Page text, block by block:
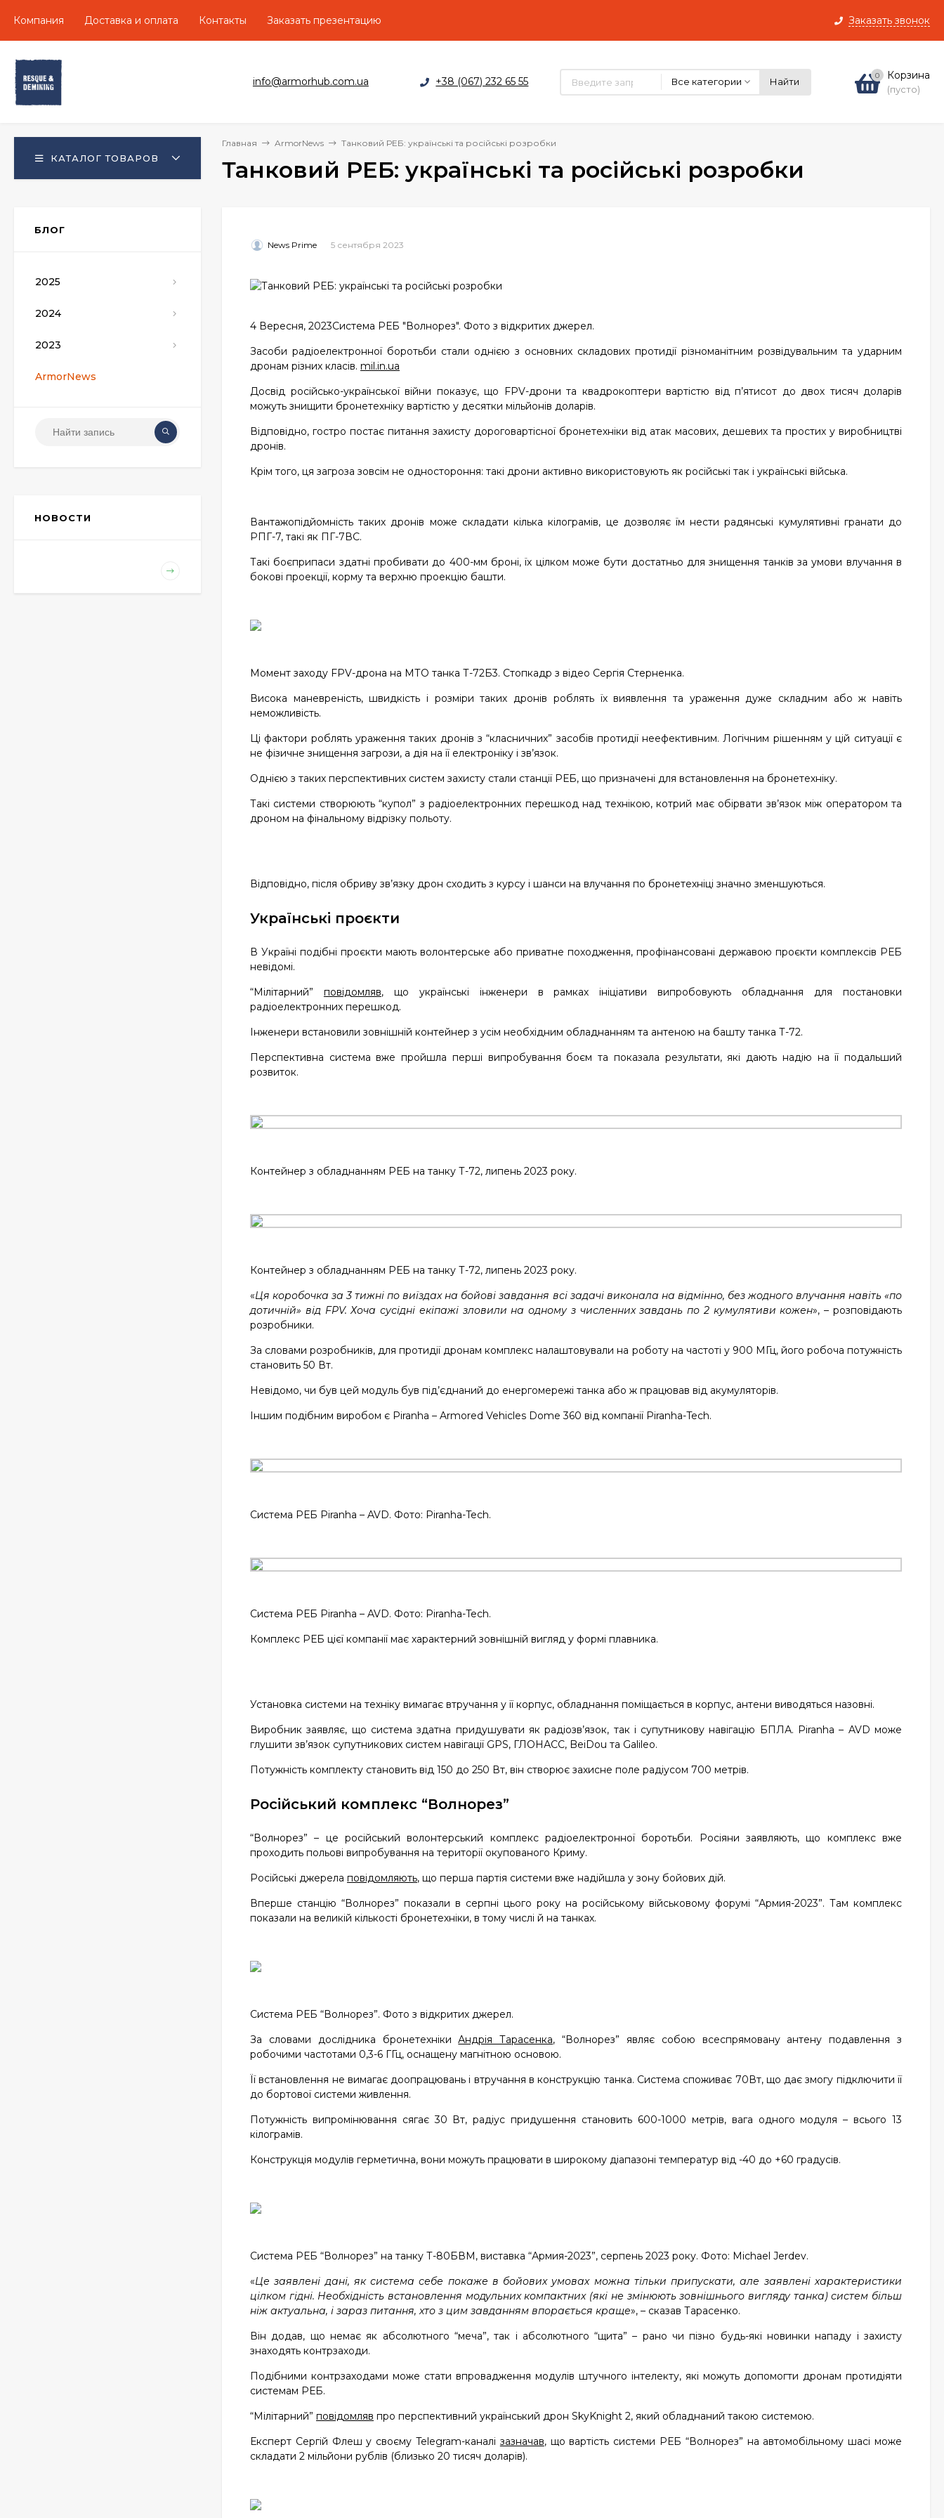
Заказать звонок
Компания Доставка и оплата Контакты Заказать презентацию
info@armorhub.com.ua +38 (067) 232 65 55 Все категории Найти
0 Корзина
(пусто)
Главная ArmorNews Танковий РЕБ: українські та російські розробки
Танковий РЕБ: українські та російські розробки
News Prime 5 сентября 2023
4 Вересня, 2023Система РЕБ "Волнорез". Фото з відкритих джерел.
Засоби радіоелектронної боротьби стали однією з основних складових протидії різноманітним розвідувальним та ударним
дронам різних класів. mil.in.ua
Досвід російсько-української війни показує, що FPV-дрони та квадрокоптери вартістю від п’ятисот до двох тисяч доларів
можуть знищити бронетехніку вартістю у десятки мільйонів доларів.
Відповідно, гостро постає питання захисту дороговартісної бронетехніки від атак масових, дешевих та простих у виробництві
дронів.
Крім того, ця загроза зовсім не одностороння: такі дрони активно використовують як російські так і українські війська.
Вантажопідйомність таких дронів може складати кілька кілограмів, це дозволяє їм нести радянські кумулятивні гранати до
РПГ-7, такі як ПГ-7ВС.
Такі боєприпаси здатні пробивати до 400-мм броні, їх цілком може бути достатньо для знищення танків за умови влучання в
бокові проекції, корму та верхню проекцію башти.
Момент заходу FPV-дрона на МТО танка Т-72Б3. Стопкадр з відео Сергія Стерненка.
Висока маневреність, швидкість і розміри таких дронів роблять їх виявлення та ураження дуже складним або ж навіть
неможливість.
Ці фактори роблять ураження таких дронів з “класничних” засобів протидії неефективним. Логічним рішенням у цій ситуації є
не фізичне знищення загрози, а дія на її електроніку і зв’язок.
Однією з таких перспективних систем захисту стали станції РЕБ, що призначені для встановлення на бронетехніку.
Такі системи створюють “купол” з радіоелектронних перешкод над технікою, котрий має обірвати зв’язок між оператором та
дроном на фінальному відрізку польоту.
Відповідно, після обриву зв’язку дрон сходить з курсу і шанси на влучання по бронетехніці значно зменшуються.
Українські проєкти
В Україні подібні проєкти мають волонтерське або приватне походження, профінансовані державою проєкти комплексів РЕБ
невідомі.
“Мілітарний” повідомляв, що українські інженери в рамках ініціативи випробовують обладнання для постановки
радіоелектронних перешкод.
Інженери встановили зовнішній контейнер з усім необхідним обладнанням та антеною на башту танка Т-72.
Перспективна система вже пройшла перші випробування боєм та показала результати, які дають надію на її подальший
розвиток.
Контейнер з обладнанням РЕБ на танку Т-72, липень 2023 року.
Контейнер з обладнанням РЕБ на танку Т-72, липень 2023 року.
«Ця коробочка за 3 тижні по виїздах на бойові завдання всі задачі виконала на відмінно, без жодного влучання навіть «по
дотичній» від FPV. Хоча сусідні екіпажі зловили на одному з численних завдань по 2 кумулятиви кожен», – розповідають
розробники.
За словами розробників, для протидії дронам комплекс налаштовували на роботу на частоті у 900 МГц, його робоча потужність
становить 50 Вт.
Невідомо, чи був цей модуль був під’єднаний до енергомережі танка або ж працював від акумуляторів.
Іншим подібним виробом є Piranha – Armored Vehicles Dome 360 від компанії Piranha-Tech.
Система РЕБ Piranha – AVD. Фото: Piranha-Tech.
Система РЕБ Piranha – AVD. Фото: Piranha-Tech.
Комплекс РЕБ цієї компанії має характерний зовнішній вигляд у формі плавника.
Установка системи на техніку вимагає втручання у її корпус, обладнання поміщається в корпус, антени виводяться назовні.
Виробник заявляє, що система здатна придушувати як радіозв’язок, так і супутникову навігацію БПЛА. Piranha – AVD може
глушити зв’язок супутникових систем навігації GPS, ГЛОНАСС, BeiDou та Galileo.
Потужність комплекту становить від 150 до 250 Вт, він створює захисне поле радіусом 700 метрів.
Російський комплекс “Волнорез”
“Волнорез” – це російський волонтерський комплекс радіоелектронної боротьби. Росіяни заявляють, що комплекс вже
проходить польові випробування на території окупованого Криму.
Російські джерела повідомляють, що перша партія системи вже надійшла у зону бойових дій.
Вперше станцію “Волнорез” показали в серпні цього року на російському військовому форумі “Армия-2023”. Там комплекс
показали на великій кількості бронетехніки, в тому числі й на танках.
Система РЕБ “Волнорез”. Фото з відкритих джерел.
За словами дослідника бронетехнікиАндрія Тарасенка, “Волнорез” являє собою всеспрямовану антену подавлення з
робочими частотами 0,3-6 ГГц, оснащену магнітною основою.
Її встановлення не вимагає доопрацювань і втручання в конструкцію танка. Система споживає 70Вт, що дає змогу підключити її
до бортової системи живлення.
Потужність випромінювання сягає 30 Вт, радіус придушення становить 600-1000 метрів, вага одного модуля – всього 13
кілограмів.
Конструкція модулів герметична, вони можуть працювати в широкому діапазоні температур від -40 до +60 градусів.
Система РЕБ “Волнорез” на танку Т-80БВМ, виставка “Армия-2023”, серпень 2023 року. Фото: Michael Jerdev.
«Це заявлені дані, як система себе покаже в бойових умовах можна тільки припускати, але заявлені характеристики
цілком гідні. Необхідність встановлення модульних компактних (які не змінюють зовнішнього вигляду танка) систем більш
ніж актуальна, і зараз питання, хто з цим завданням впорається краще», – сказав Тарасенко.
Він додав, що немає як абсолютного “меча”, так і абсолютного “щита” – рано чи пізно будь-які новинки нападу і захисту
знаходять контрзаходи.
Подібними контрзаходами може стати впровадження модулів штучного інтелекту, які можуть допомогти дронам протидіяти
системам РЕБ.
“Мілітарний” повідомляв про перспективний український дрон SkyKnight 2, який обладнаний такою системою.
Експерт Сергій Флеш у своєму Telegram-каналі зазначав, що вартість системи РЕБ “Волнорез” на автомобільному шасі може
складати 2 мільйони рублів (близько 20 тисяч доларів).
КАТАЛОГ ТОВАРОВ
БЛОГ
2025
2024
2023
ArmorNews
НОВОСТИ